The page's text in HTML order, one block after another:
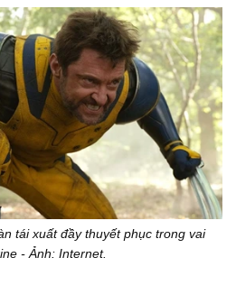
tái xuất đầy thuyết phục trong vai
- Ảnh: Internet.